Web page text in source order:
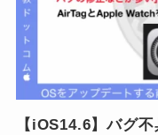
【iOS14.6】バグ